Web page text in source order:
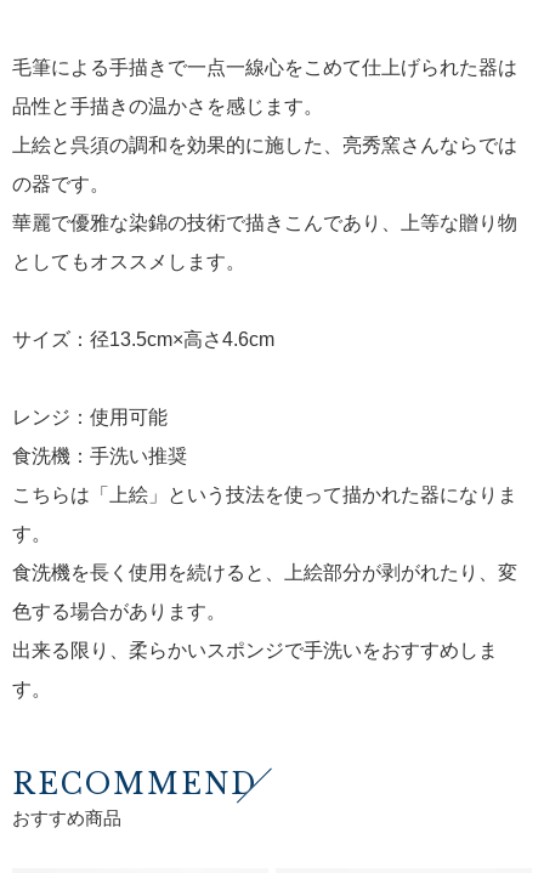
毛筆による手描きで一点一線心をこめて仕上げられた器は
品性と手描きの温かさを感じます。
上絵と呉須の調和を効果的に施した、亮秀窯さんならでは
の器です。
華麗で優雅な染錦の技術で描きこんであり、上等な贈り物
としてもオススメします。
サイズ：径13.5cm×高さ4.6cm
レンジ：使用可能
食洗機：手洗い推奨
こちらは「上絵」という技法を使って描かれた器になりま
す。
食洗機を長く使用を続けると、上絵部分が剥がれたり、変
色する場合があります。
出来る限り、柔らかいスポンジで手洗いをおすすめしま
す。
RECOMMEND
おすすめ商品